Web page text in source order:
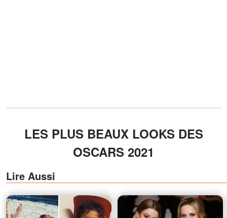
LES PLUS BEAUX LOOKS DES
OSCARS 2021
Lire Aussi